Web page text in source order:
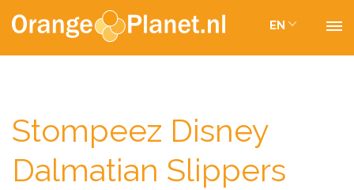
EN
Stompeez Disney
Dalmatian Slippers